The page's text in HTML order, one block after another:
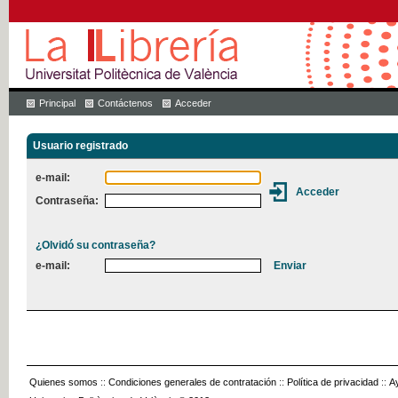
Principal Contáctenos Acceder
Usuario registrado
e-mail:
Contraseña:
¿Olvidó su contraseña?
e-mail:
Quienes somos :: Condiciones generales de contratación :: Política de privacidad ::